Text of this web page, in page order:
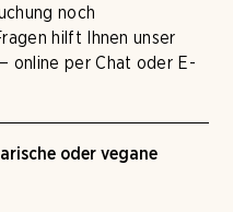
noch
hilft Ihnen unser
online per Chat oder E-
oder vegane